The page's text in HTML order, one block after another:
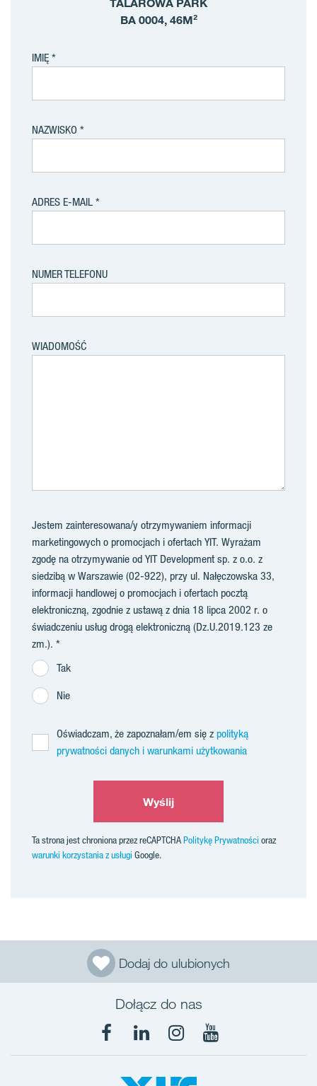
Dodaj do ulubionych
TALAROWA PARK
BA 0004, 46M²
IMIĘ
NAZWISKO
ADRES E-MAIL
NUMER TELEFONU
WIADOMOŚĆ
Jestem zainteresowana/y otrzymywaniem informacji
marketingowych o promocjach i ofertach YIT. Wyrażam
zgodę na otrzymywanie od YIT Development sp. z o.o. z
siedzibą w Warszawie (02-922), przy ul. Nałęczowska 33,
informacji handlowej o promocjach i ofertach pocztą
elektroniczną, zgodnie z ustawą z dnia 18 lipca 2002 r. o
świadczeniu usług drogą elektroniczną (Dz.U.2019.123 ze
zm.).
Tak
Nie
Oświadczam, że zapoznałam/em się z polityką
prywatności danych i warunkami użytkowania
Wyślij
Ta strona jest chroniona przez reCAPTCHAPolitykę Prywatności oraz
warunki korzystania z usługi Google.
Dołącz do nas
Facebook
LinkedInInstagram
YouTube